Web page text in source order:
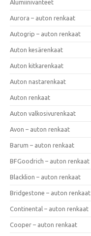
Alumiinivanteet
Aurora – auton renkaat
Autogrip – auton renkaat
Auton kesärenkaat
Auton kitkarenkaat
Auton nastarenkaat
Auton renkaat
Auton valkosivurenkaat
Avon – auton renkaat
Barum – auton renkaat
BFGoodrich – auton renkaat
Blacklion – auton renkaat
Bridgestone – auton renkaat
Continental – auton renkaat
Cooper – auton renkaat